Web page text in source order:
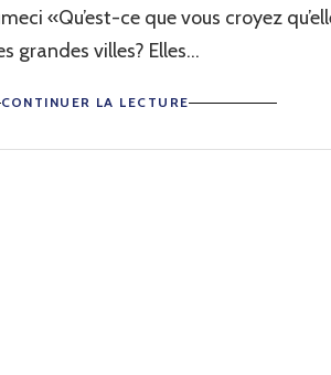
«Qu’est-ce que vous croyez
grandes villes? Elles...
CONTINUER LA LECTURE